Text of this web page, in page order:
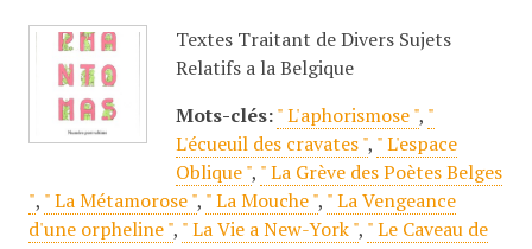
Textes Traitant de Divers Sujets
Relatifs a la Belgique
Mots-clés: " L'aphorismose ", "
L'écueuil des cravates ", " L'espace
Oblique ", " La Grève des Poètes Belges
", " La Métamorose ", " La Mouche ", " La Vengeance
d'une orpheline ", " La Vie a New-York ", " Le Caveau de